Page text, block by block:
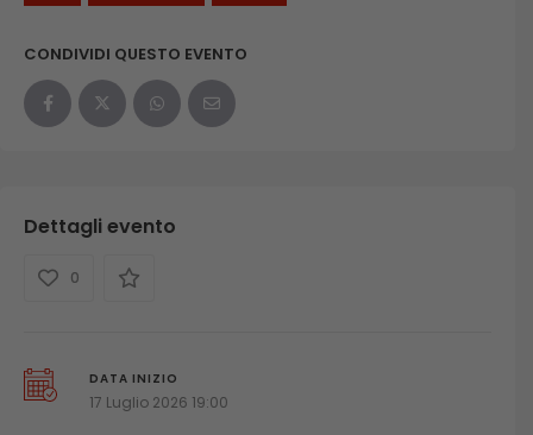
CONDIVIDI QUESTO EVENTO
Dettagli evento
0
DATA INIZIO
17 Luglio 2026 19:00